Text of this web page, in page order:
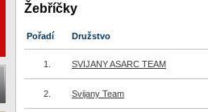
Žebříčky
Pořadí Družstvo
1. SVIJANY ASARC TEAM
2. Svijany Team